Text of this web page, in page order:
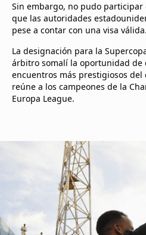
Sin embargo, no pudo
que las autoridades
pese a contar con una visa válida.
La designación para la
árbitro somalí la oportunidad de
encuentros más prestigiosos
reúne a los campeones de la
Europa League.